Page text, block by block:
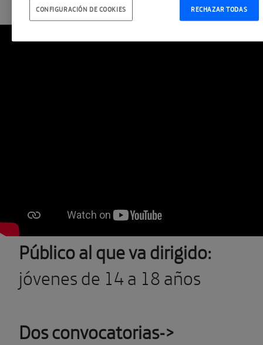
Público al que va dirigido:
jóvenes de 14 a 18 años
Dos convocatorias->
RECHAZAR TODAS
CONFIGURACIÓN DE COOKIES